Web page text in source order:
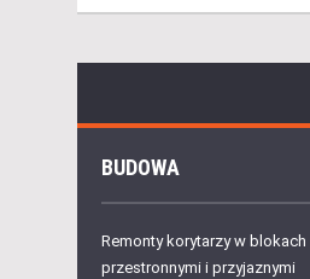
BUDOWA
Remonty korytarzy w
przestronnymi i przyjaznymi